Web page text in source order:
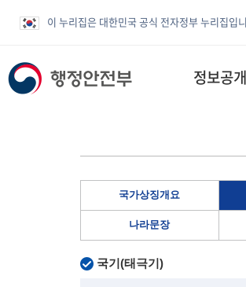
이 누리집은 대한민국 공식 전자정부 누리집입
정보공개
국가상징개요
나라문장
국기(태극기)